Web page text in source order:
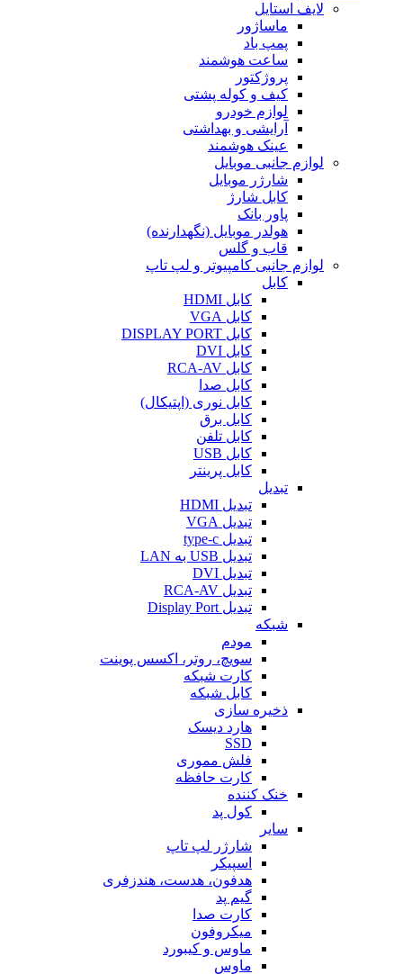
لایف استایل
ماساژور
پمپ باد
ساعت هوشمند
پروژکتور
کیف و کوله پشتی
لوازم خودرو
آرایشی و بهداشتی
عینک هوشمند
لوازم جانبی موبایل
شارژر موبایل
کابل شارژ
پاور بانک
هولدر موبایل (نگهدارنده)
قاب و گلس
لوازم جانبی کامپیوتر و لپ تاپ
کابل
کابل HDMI
کابل VGA
کابل DISPLAY PORT
کابل DVI
کابل RCA-AV
کابل صدا
کابل نوری (اپتیکال)
کابل برق
کابل تلفن
کابل USB
کابل پرینتر
تبدیل
تبدیل HDMI
تبدیل VGA
تبدیل type-c
تبدیل USB به LAN
تبدیل DVI
تبدیل RCA-AV
تبدیل Display Port
شبکه
مودم
سویچ، روتر، اکسس پوینت
کارت شبکه
کابل شبکه
ذخیره سازی
هارد دیسک
SSD
فلش مموری
کارت حافظه
خنک کننده
کول پد
سایر
شارژر لپ تاپ
اسپیکر
هدفون، هدست، هندزفری
گیم پد
کارت صدا
میکروفون
ماوس و کیبورد
ماوس